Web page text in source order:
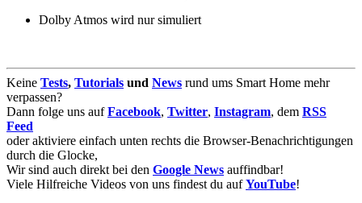
Dolby Atmos wird nur simuliert
Keine Tests, Tutorials und News rund ums Smart Home mehr
verpassen?
Dann folge uns aufFacebook, Twitter, Instagram, dem RSS
Feed
oder aktiviere einfach unten rechts die Browser-Benachrichtigungen
durch die Glocke,
Wir sind auch direkt bei den Google News auffindbar!
Viele Hilfreiche Videos von uns findest du aufYouTube!